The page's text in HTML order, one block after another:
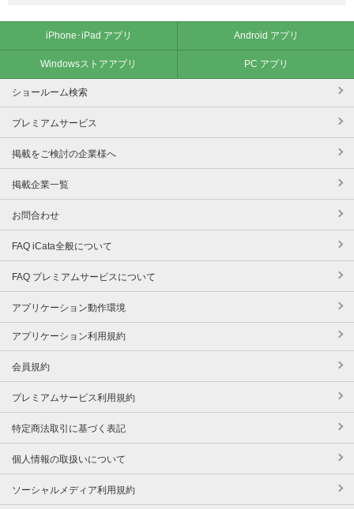
iPhone･iPad アプリ Android アプリ
Windowsストアアプリ PC アプリ
ショールーム検索
プレミアムサービス
掲載をご検討の企業様へ
掲載企業一覧
お問合わせ
FAQ iCata全般について
FAQ プレミアムサービスについて
アプリケーション動作環境
アプリケーション利用規約
会員規約
プレミアムサービス利用規約
特定商法取引に基づく表記
個人情報の取扱いについて
ソーシャルメディア利用規約